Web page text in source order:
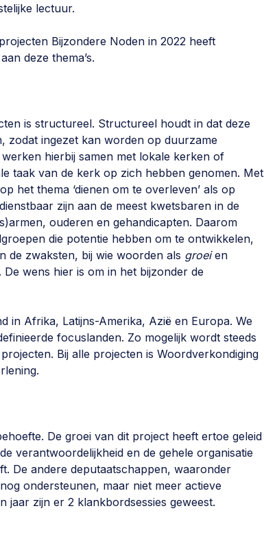
lectuur.
Bijzondere Noden in 2022 heeft
deze thema’s.
is structureel. Structureel houdt in dat deze
zodat ingezet kan worden op duurzame
hierbij samen met lokale kerken of
taak van de kerk op zich hebben genomen. Met
het thema ‘dienen om te overleven’ als op
zijn aan de meest kwetsbaren in de
ouderen en gehandicapten. Daarom
die potentie hebben om te ontwikkelen,
de zwaksten, bij wie woorden als groeien
wens hier is om in het bijzonder de
in Afrika, Latijns-Amerika, Azië en Europa. We
focuslanden. Zo mogelijk wordt steeds
Bij alle projecten is Woordverkondiging
De groei van dit project heeft ertoe geleid
verantwoordelijkheid en de gehele organisatie
De andere deputaatschappen, waaronder
ondersteunen, maar niet meer actieve
jaar zijn er 2 klankbordsessies geweest.